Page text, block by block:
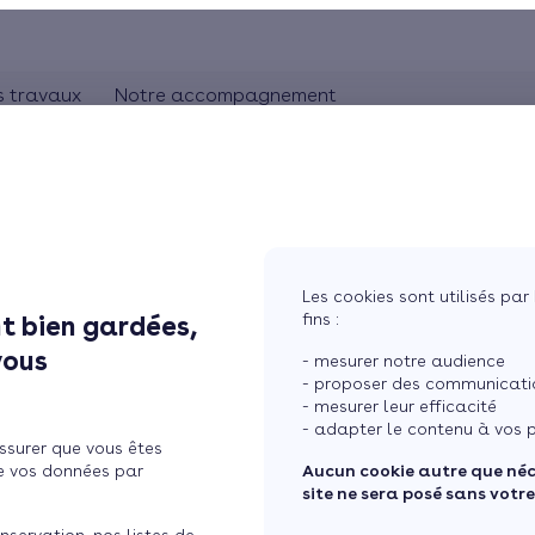
bien gardées,
que vous êtes
vos données par
Les cookies sont utilisés
fins :
- mesurer notre audience
- proposer des
- mesurer leur efficacité
- adapter le contenu à vos
Aucun cookie autre que
site ne sera posé sans
travaux
Chauffage au bois
Chauffage solaire
Thermostat connecté
Notre accompagnement